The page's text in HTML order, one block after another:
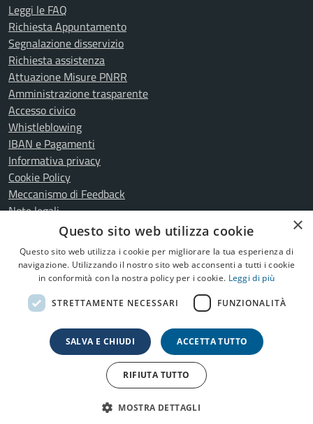
Leggi le FAQ
Richiesta Appuntamento
Segnalazione disservizio
Richiesta assistenza
Attuazione Misure PNRR
Amministrazione trasparente
Accesso civico
Whistleblowing
IBAN e Pagamenti
Informativa privacy
Cookie Policy
Meccanismo di Feedback
Note legali
Dichiarazione di accessibilità
SEGUICI SU
FacebookYouTubeTelegram
Comune di San Giorgio delle Pertiche
Q-Web Agency
×
Questo sito web utilizza cookie
Questo sito web utilizza i cookie per migliorare la tua esperienza di
navigazione. Utilizzando il nostro sito web acconsenti a tutti i cookie
in conformità con la nostra policy per i cookie. Leggi di più
STRETTAMENTE NECESSARI FUNZIONALITÀ
SALVA E CHIUDI ACCETTA TUTTO
RIFIUTA TUTTO
MOSTRA DETTAGLI